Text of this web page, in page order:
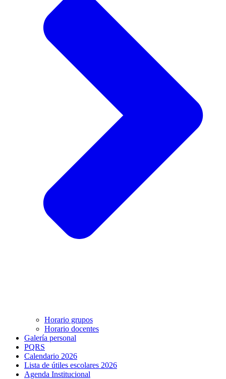
Horario grupos
Horario docentes
Galería personal
PQRS
Calendario 2026
Lista de útiles escolares 2026
Agenda Institucional